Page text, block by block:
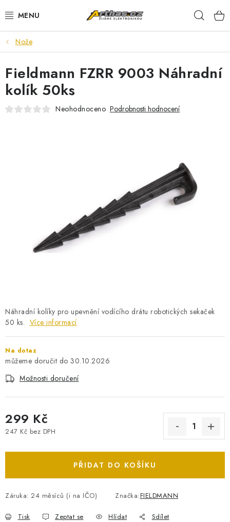
na
TELEFONY, TABLETY
POČÍTAČE, NOTEBOOKY
PRO HRÁČE
Nože
Náhradní kolíky pro upevnění vodícího drátu robotických sekaček
50 ks. Více informací
Na dotaz
30.10.2026
Možnosti doručení
299 Kč
247 Kč bez DPH
PŘIDAT DO KOŠÍKU
Záruka: 24 měsíců (i na IČO) Značka:FIELDMANN
Tisk Zeptat se Hlídat Sdílet
Fieldmann FZRR 9003 Náhradní
kolík 50ks
Neohodnoceno Podrobnosti hodnocení